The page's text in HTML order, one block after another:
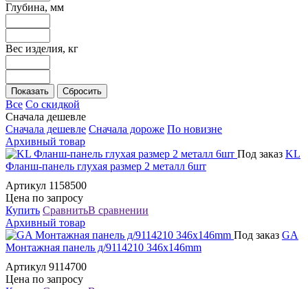
Глубина, мм
Вес изделия, кг
Все Со скидкой
Сначала дешевле
Сначала дешевле Сначала дороже По новизне
Архивный товар
Под заказ KL
Фланш-панель глухая размер 2 металл 6шт
Артикул 1158500
Цена по запросу
Купить СравнитьВ сравнении
Архивный товар
Под заказ GA
Монтажная панель д/9114210 346x146mm
Артикул 9114700
Цена по запросу